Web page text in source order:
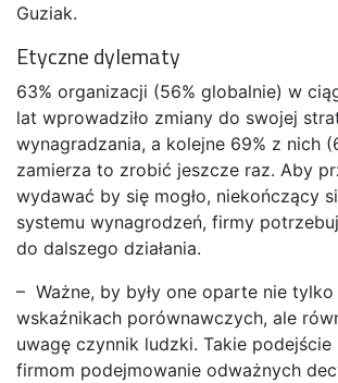
Guziak.
Etyczne dylematy
63% organizacji (56% globalnie) w
lat wprowadziło zmiany do swojej
wynagradzania, a kolejne 69% z nich
zamierza to zrobić jeszcze raz. Aby
wydawać by się mogło, niekończący
systemu wynagrodzeń, firmy
do dalszego działania.
– Ważne, by były one oparte nie tylko
wskaźnikach porównawczych, ale
uwagę czynnik ludzki. Takie podejście
firmom podejmowanie odważnych